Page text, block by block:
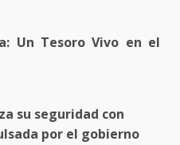
Un Tesoro Vivo en el
su seguridad con
por el gobierno